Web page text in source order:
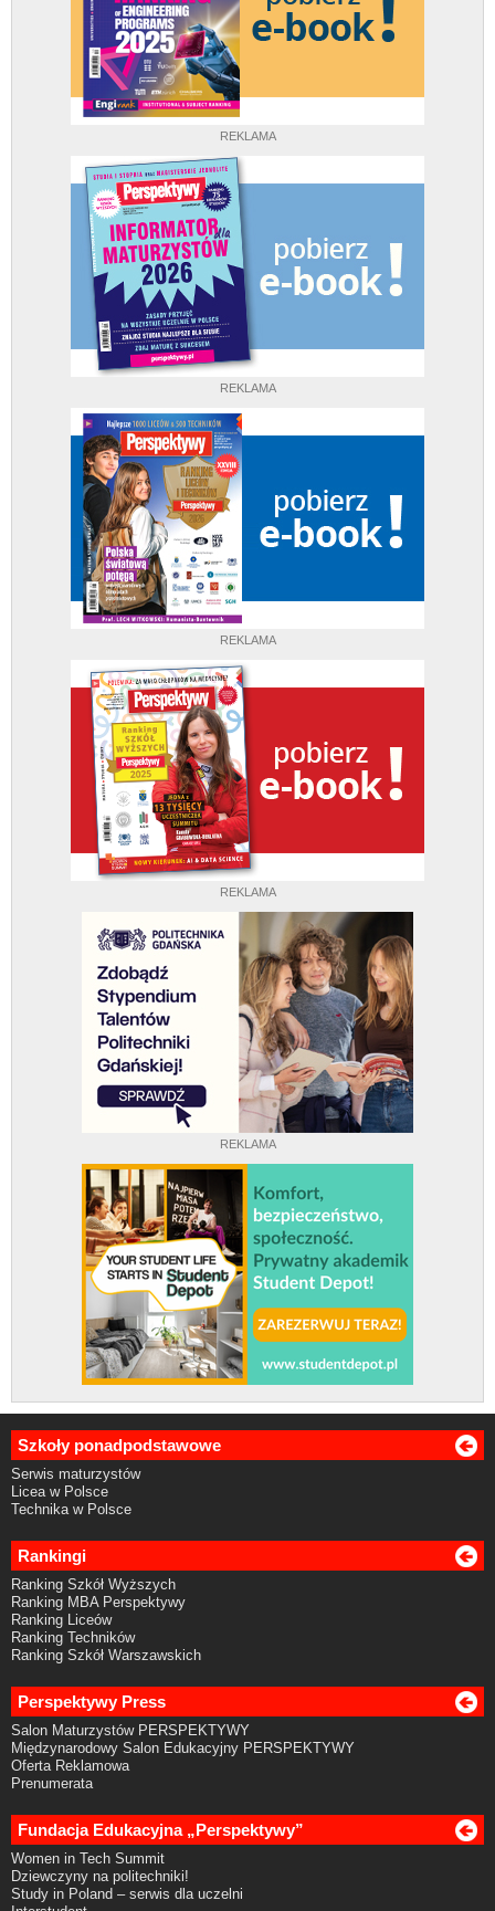
REKLAMA
REKLAMA
REKLAMA
REKLAMA
REKLAMA
Szkoły ponadpodstawowe
Serwis maturzystów
Licea w Polsce
Technika w Polsce
Rankingi
Ranking Szkół Wyższych
Ranking MBA Perspektywy
Ranking Liceów
Ranking Techników
Ranking Szkół Warszawskich
Perspektywy Press
Salon Maturzystów PERSPEKTYWY
Międzynarodowy Salon Edukacyjny PERSPEKTYWY
Oferta Reklamowa
Prenumerata
Fundacja Edukacyjna „Perspektywy”
Women in Tech Summit
Dziewczyny na politechniki!
Study in Poland – serwis dla uczelni